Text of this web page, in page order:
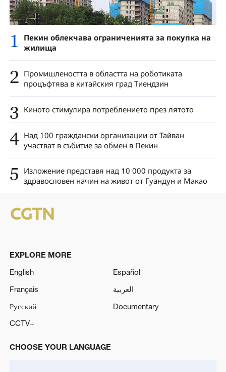
1
Пекин облекчава ограниченията за покупка на
жилища
2 Промишлеността в областта на роботиката
процъфтява в китайския град Тиендзин
3 Киното стимулира потреблението през лятото
4 Над 100 граждански организации от Тайван
участват в събитие за обмен в Пекин
5 Изложение представя над 10 000 продукта за
здравословен начин на живот от Гуандун и Макао
EXPLORE MORE
English
Español
Français
العربية
Русский
Documentary
CCTV+
CHOOSE YOUR LANGUAGE